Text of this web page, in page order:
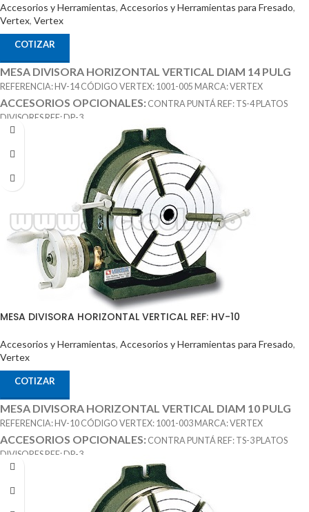
Accesorios y Herramientas, Accesorios y Herramientas para Fresado,
Vertex, Vertex
COTIZAR
MESA DIVISORA HORIZONTAL VERTICAL DIAM 14 PULG
REFERENCIA: HV-14 CÓDIGO VERTEX: 1001-005 MARCA: VERTEX
ACCESORIOS OPCIONALES: CONTRA PUNTÁ REF: TS-4 PLATOS
DIVISORES REF: DP-3
MESA DIVISORA HORIZONTAL VERTICAL REF: HV-10
Accesorios y Herramientas, Accesorios y Herramientas para Fresado,
Vertex
COTIZAR
MESA DIVISORA HORIZONTAL VERTICAL DIAM 10 PULG
REFERENCIA: HV-10 CÓDIGO VERTEX: 1001-003 MARCA: VERTEX
ACCESORIOS OPCIONALES: CONTRA PUNTÁ REF: TS-3 PLATOS
DIVISORES REF: DP-3